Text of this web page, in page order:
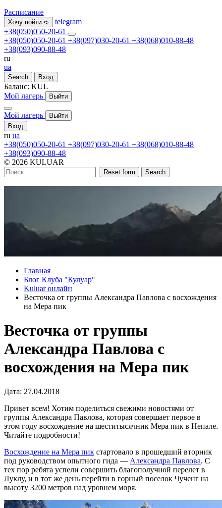
Расписание
Хочу пойти ➪
telegram
+38(050)050-20-61
+38(050)050-20-61 +38(097)030-20-61 +38(068)010-88-48
+38(093)090-88-48
ru
ua
Search Вход
Баланс: KUL
Мой лагерь
Выйти
Мой лагерь
Выйти
Вход
ru ua
+38(050)050-20-61 +38(097)030-20-61 +38(068)010-88-48
+38(093)090-88-48
© 2026 KULUAR
Reset form Search
Главная
Блог Клуба "Кулуар"
Kuluar онлайн
Весточка от группы Александра Павлова с восхождения
на Мера пик
Весточка от группы
Александра Павлова с
восхождения на Мера пик
Дата: 27.04.2018
Привет всем! Хотим поделиться свежими новостями от
группы Александра Павлова, которая совершает первое в
этом году восхождение на шеститысячник Мера пик в Непале.
Читайте подробности!
Восхождение на Мера пик стартовало в прошедший вторник
под руководством опытного гида — Александра Павлова. С
тех пор ребята успели совершить благополучной перелет в
Луклу, и в тот же день перейти в горный поселок Чученг на
высоту 3200 метров над уровнем моря.